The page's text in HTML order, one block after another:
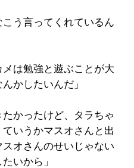
う言ってくれているん
は勉強と遊ぶことが大
かしたいんだ」
かったけど、タラちゃ
いうかマスオさんと出
オさんのせいじゃない
いから」